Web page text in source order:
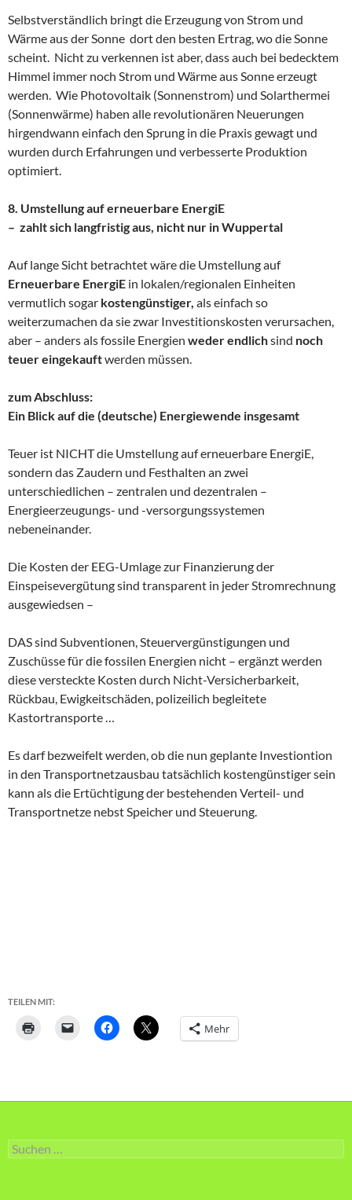
Selbstverständlich bringt die Erzeugung von Strom und
Wärme aus der Sonne dort den besten Ertrag, wo die Sonne
scheint. Nicht zu verkennen ist aber, dass auch bei bedecktem
Himmel immer noch Strom und Wärme aus Sonne erzeugt
werden. Wie Photovoltaik (Sonnenstrom) und Solarthermei
(Sonnenwärme) haben alle revolutionären Neuerungen
hirgendwann einfach den Sprung in die Praxis gewagt und
wurden durch Erfahrungen und verbesserte Produktion
optimiert.
8. Umstellung auf erneuerbare EnergiE
– zahlt sich langfristig aus, nicht nur in Wuppertal
Auf lange Sicht betrachtet wäre die Umstellung auf
Erneuerbare EnergiE in lokalen/regionalen Einheiten
vermutlich sogar kostengünstiger, als einfach so
weiterzumachen da sie zwar Investitionskosten verursachen,
aber – anders als fossile Energien weder endlichsind noch
teuer eingekauftwerden müssen.
zum Abschluss:
Ein Blick auf die (deutsche) Energiewende insgesamt
Teuer ist NICHT die Umstellung auf erneuerbare EnergiE,
sondern das Zaudern und Festhalten an zwei
unterschiedlichen – zentralen und dezentralen –
Energieerzeugungs- und -versorgungssystemen
nebeneinander.
Die Kosten der EEG-Umlage zur Finanzierung der
Einspeisevergütung sind transparent in jeder Stromrechnung
ausgewiedsen –
DAS sind Subventionen, Steuervergünstigungen und
Zuschüsse für die fossilen Energien nicht – ergänzt werden
diese versteckte Kosten durch Nicht-Versicherbarkeit,
Rückbau, Ewigkeitschäden, polizeilich begleitete
Kastortransporte …
Es darf bezweifelt werden, ob die nun geplante Investiontion
in den Transportnetzausbau tatsächlich kostengünstiger sein
kann als die Ertüchtigung der bestehenden Verteil- und
Transportnetze nebst Speicher und Steuerung.
TEILEN MIT:
Mehr
Suche
nach: